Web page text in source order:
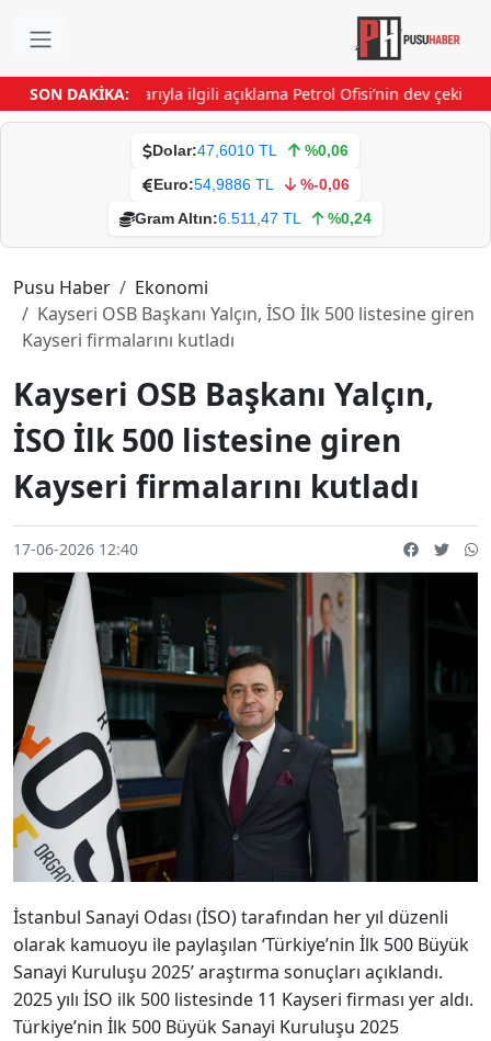
SON DAKİKA:
tartışmalarıyla ilgili açıklamaPetrol Ofisi’nin dev
Dolar:47,6010 TL
%0,06
Euro:54,9886 TL
%-0,06
Gram Altın:6.511,47 TL %0,24
Pusu Haber
Ekonomi
Kayseri OSB Başkanı Yalçın, İSO İlk 500 listesine giren
Kayseri firmalarını kutladı
Kayseri OSB Başkanı Yalçın,
İSO İlk 500 listesine giren
Kayseri firmalarını kutladı
17-06-2026 12:40
İstanbul Sanayi Odası (İSO) tarafından her yıl düzenli
olarak kamuoyu ile paylaşılan ‘Türkiye’nin İlk 500 Büyük
Sanayi Kuruluşu 2025’ araştırma sonuçları açıklandı.
2025 yılı İSO ilk 500 listesinde 11 Kayseri firması yer aldı.
Türkiye’nin İlk 500 Büyük Sanayi Kuruluşu 2025